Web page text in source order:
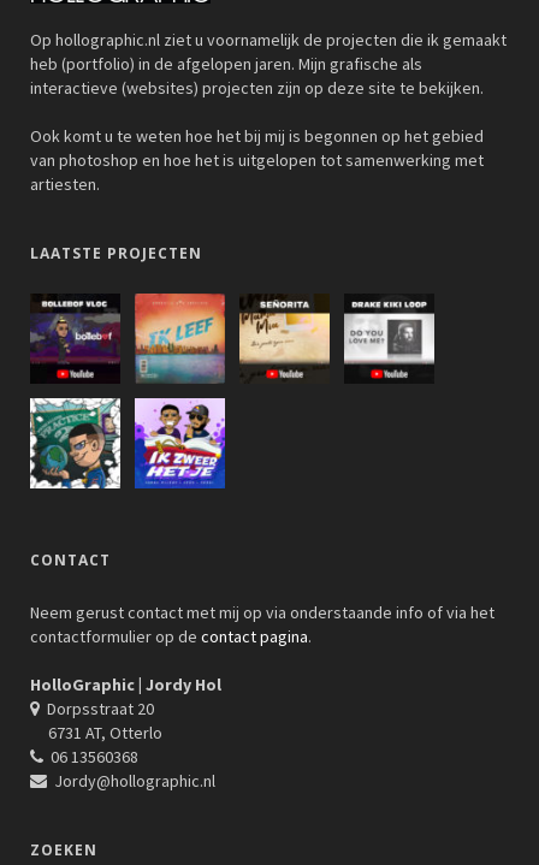
Op hollographic.nl ziet u voornamelijk de projecten die ik gemaakt
heb (portfolio) in de afgelopen jaren. Mijn grafische als
interactieve (websites) projecten zijn op deze site te bekijken.
Ook komt u te weten hoe het bij mij is begonnen op het gebied
van photoshop en hoe het is uitgelopen tot samenwerking met
artiesten.
LAATSTE PROJECTEN
CONTACT
Neem gerust contact met mij op via onderstaande info of via het
contactformulier op de contact pagina.
HolloGraphic | Jordy Hol
Dorpsstraat 20
6731 AT, Otterlo
06 13560368
Jordy@hollographic.nl
ZOEKEN